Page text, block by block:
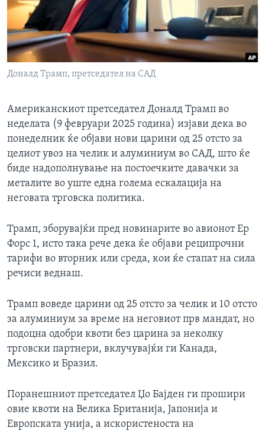
ИНТЕРВЈУА
Јазици
Доналд Трамп, претседател на САД
Американскиот претседател Доналд Трамп во
неделата (9 февруари 2025 година) изјави дека во
понеделник ќе објави нови царини од 25 отсто за
целиот увоз на челик и алуминиум во САД, што ќе
биде надополнување на постоечките давачки за
металите во уште една голема ескалација на
неговата трговска политика.
Трамп, зборувајќи пред новинарите во авионот Ер
Форс 1, исто така рече дека ќе објави реципрочни
тарифи во вторник или среда, кои ќе стапат на сила
речиси веднаш.
Трамп воведе царини од 25 отсто за челик и 10 отсто
за алуминиум за време на неговиот прв мандат, но
подоцна одобри квоти без царина за неколку
трговски партнери, вклучувајќи ги Канада,
Мексико и Бразил.
Поранешниот претседател Џо Бајден ги прошири
овие квоти на Велика Британија, Јапонија и
Европската унија, а искористеноста на